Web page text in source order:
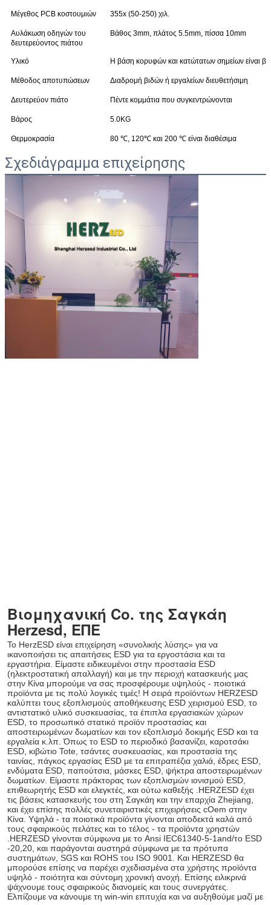
Μέγεθος PCB κοστουμιών 355x (50-250) χιλ.
Αυλάκωση οδηγών του
δευτερεύοντος πιάτου
Βάθος 3mm, πλάτος 5.5mm, πίσσα 10mm
Υλικό Η βάση κορυφών και κατώτατων σημείων είναι
Μέθοδος αποτυπώσεων Διαδρομή βιδών ή εργαλείων διευθετήσιμη
Δευτερεύον πιάτο Πέντε κομμάτια που συγκεντρώνονται
Βάρος 5.0KG
Θερμοκρασία 80 ℃, 120℃ και 200 ℃ είναι διαθέσιμα
Σχεδιάγραμμα επιχείρησης
Βιομηχανική Co. της Σαγκάη
Herzesd, ΕΠΕ
Το HerzESD είναι επιχείρηση «συνολικής λύσης» για να
ικανοποιήσει τις απαιτήσεις ESD για τα εργοστάσια και τα
εργαστήρια. Είμαστε ειδικευμένοι στην προστασία ESD
(ηλεκτροστατική απαλλαγή) και με την περιοχή κατασκευής μας
στην Κίνα μπορούμε να σας προσφέρουμε υψηλούς - ποιοτικά
προϊόντα με τις πολύ λογικές τιμές! Η σειρά προϊόντων HERZESD
καλύπτει τους εξοπλισμούς αποθήκευσης ESD χειρισμού ESD, το
αντιστατικό υλικό συσκευασίας, τα έπιπλα εργασιακών χώρων
ESD, το προσωπικό στατικό προϊόν προστασίας και
αποστειρωμένων δωματίων και τον εξοπλισμό δοκιμής ESD και τα
εργαλεία κ.λπ. Όπως το ESD το περιοδικό βασανίζει, καροτσάκι
ESD, κιβώτιο Tote, τσάντες συσκευασίας, και προστασία της
ταινίας, πάγκος εργασίας ESD με τα επιτραπέζια χαλιά, έδρες ESD,
ενδύματα ESD, παπούτσια, μάσκες ESD, ψήκτρα αποστειρωμένων
δωματίων. Είμαστε πράκτορας των εξοπλισμών ιονισμού ESD,
επιθεωρητής ESD και ελεγκτές, και ούτω καθεξής .HERZESD έχει
τις βάσεις κατασκευής του στη Σαγκάη και την επαρχία Zhejiang,
και έχει επίσης πολλές συνεταιριστικές επιχειρήσεις cOem στην
Κίνα. Υψηλά - τα ποιοτικά προϊόντα γίνονται αποδεκτά καλά από
τους σφαιρικούς πελάτες και το τέλος - τα προϊόντα χρηστών
.HERZESD γίνονται σύμφωνα με το Ansi IEC61340-5-1and/το ESD
-20,20, και παράγονται αυστηρά σύμφωνα με τα πρότυπα
συστημάτων, SGS και ROHS του ISO 9001. Και HERZESD θα
μπορούσε επίσης να παρέχει σχεδιασμένα στα χρήστης προϊόντα
υψηλό - ποιότητα και σύντομη χρονική ανοχή. Επίσης ειλικρινά
ψάχνουμε τους σφαιρικούς διανομείς και τους συνεργάτες.
Ελπίζουμε να κάνουμε τη win-win επιτυχία και να αυξηθούμε μαζί με